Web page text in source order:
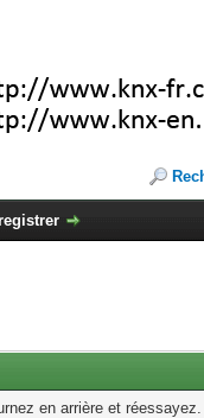
en arrière et réessayez.